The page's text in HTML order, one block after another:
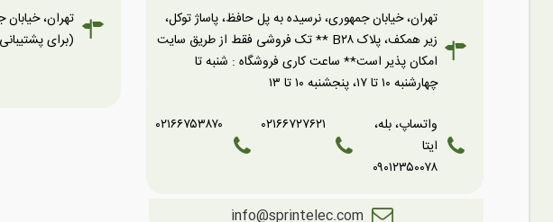
تهران، خیابان جمهوری، نرسیده به پل حافظ، پاساژ توکل،
زیر همکف، پلاک B۲۸ ** تک فروشی فقط از طریق سایت
امکان پذیر است** ساعت کاری فروشگاه : شنبه تا
چهارشنبه ۱۰ تا ۱۷، پنجشنبه ۱۰ تا ۱۳
واتساپ، بله،
ایتا
۰۹۰۱۲۳۵۰۰۷۸
۰۲۱۶۶۷۲۷۶۲۱ ۰۲۱۶۶۷۵۳۸۷۰
تهران،
(برای
info@sprintelec.com